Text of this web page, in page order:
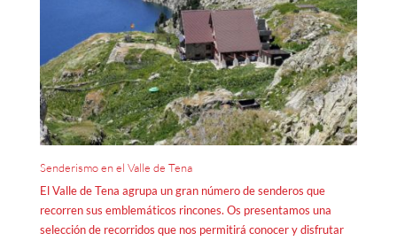
Senderismo en el Valle de Tena
El Valle de Tena agrupa un gran número de senderos que
recorren sus emblemáticos rincones. Os presentamos una
selección de recorridos que nos permitirá conocer y disfrutar